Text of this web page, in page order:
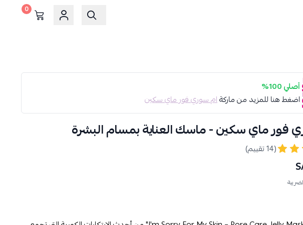
0
أصلي 100%
اضغط هنا للمزيد من ماركةام سوري فور ماي سكين
فور ماي سكين - ماسك العناية بمسام البشرة
(14 تقييم)